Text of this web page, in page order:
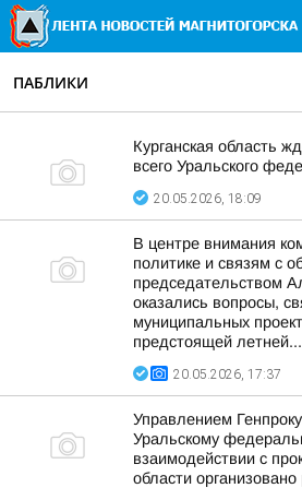
ПАБЛИКИ
Курганская область
всего Уральского
20.05.2026, 18:09
В центре внимания
политике и связям с
председательством
оказались вопросы,
муниципальных
предстоящей летней...
20.05.2026, 17:37
Управлением
Уральскому
взаимодействии с
области